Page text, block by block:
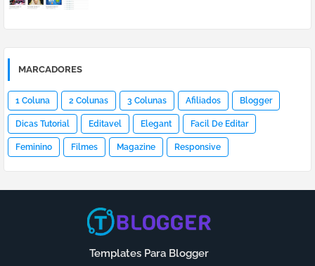
MARCADORES
1 Coluna 2 Colunas 3 Colunas Afiliados Blogger
Dicas Tutorial Editavel Elegant Facil De Editar
Feminino Filmes Magazine Responsive
Templates Para Blogger